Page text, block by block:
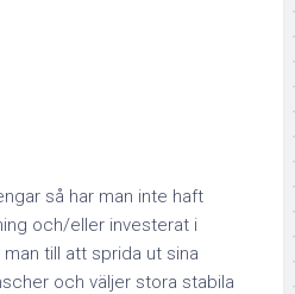
så har man inte haft
och/eller investerat i
till att sprida ut sina
och väljer stora stabila